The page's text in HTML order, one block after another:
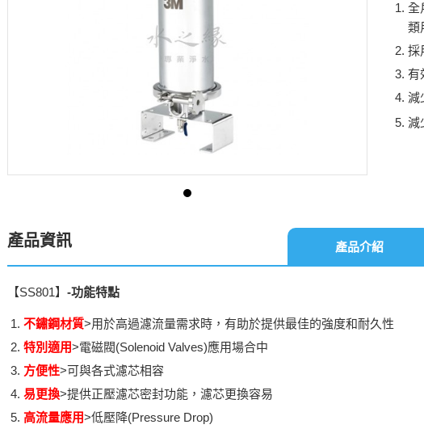
全
類
採
有
減
減
產品資訊 產品介紹
【SS801】 -功能特點
不鏽鋼材質>用於高過濾流量需求時，有助於提供最佳的強度和耐久性
特別適用>電磁閥(Solenoid Valves)應用場合中
方便性>可與各式濾芯相容
易更換>提供正壓濾芯密封功能，濾芯更換容易
高流量應用>低壓降(Pressure Drop)